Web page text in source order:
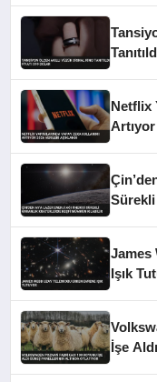
Netflix
Sürekli
James
Işık
İşe